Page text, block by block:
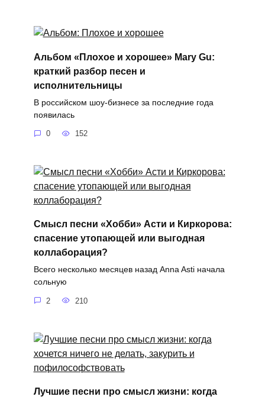
Альбом «Плохое и хорошее» Mary Gu:
краткий разбор песен и
исполнительницы
В российском шоу-бизнесе за последние года
появилась
0 152
Смысл песни «Хобби» Асти и Киркорова:
спасение утопающей или выгодная
коллаборация?
Всего несколько месяцев назад Anna Asti начала
сольную
2 210
Лучшие песни про смысл жизни: когда